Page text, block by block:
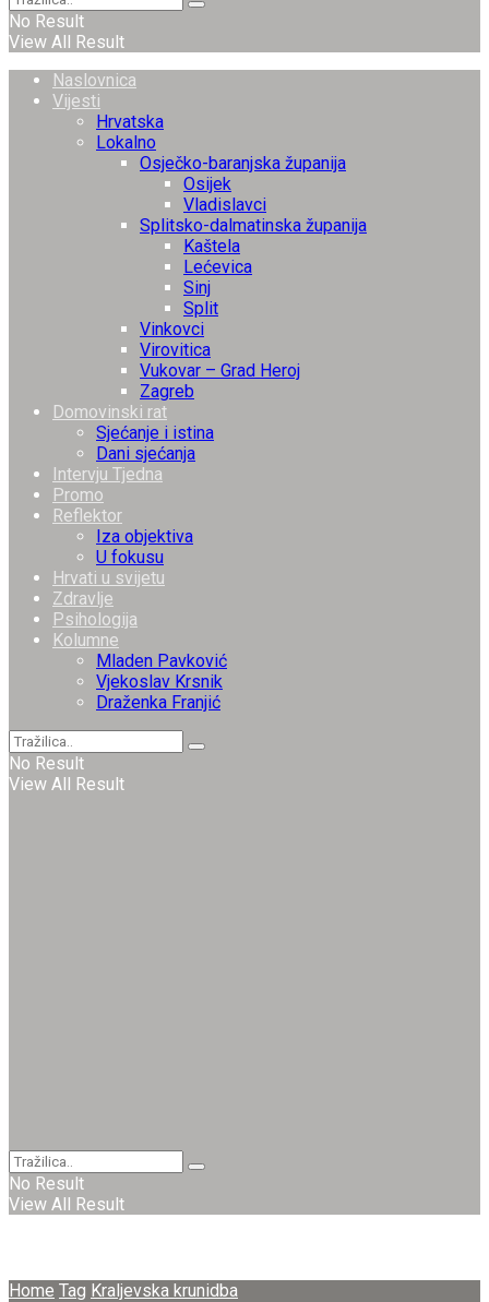
No Result
View All Result
Naslovnica
Vijesti
Hrvatska
Lokalno
Osječko-baranjska županija
Osijek
Vladislavci
Splitsko-dalmatinska županija
Kaštela
Lećevica
Sinj
Split
Vinkovci
Virovitica
Vukovar – Grad Heroj
Zagreb
Domovinski rat
Sjećanje i istina
Dani sjećanja
Intervju Tjedna
Promo
Reflektor
Iza objektiva
U fokusu
Hrvati u svijetu
Zdravlje
Psihologija
Kolumne
Mladen Pavković
Vjekoslav Krsnik
Draženka Franjić
No Result
View All Result
No Result
View All Result
Home Tag Kraljevska krunidba